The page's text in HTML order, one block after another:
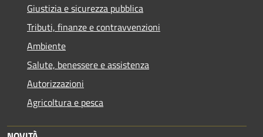
Giustizia e sicurezza pubblica
Tributi, finanze e contravvenzioni
Ambiente
Salute, benessere e assistenza
Autorizzazioni
Agricoltura e pesca